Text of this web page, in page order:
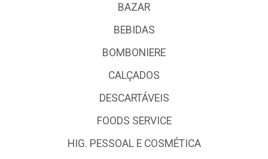
BAZAR
BEBIDAS
BOMBONIERE
CALÇADOS
DESCARTÁVEIS
FOODS SERVICE
HIG. PESSOAL E COSMÉTICA